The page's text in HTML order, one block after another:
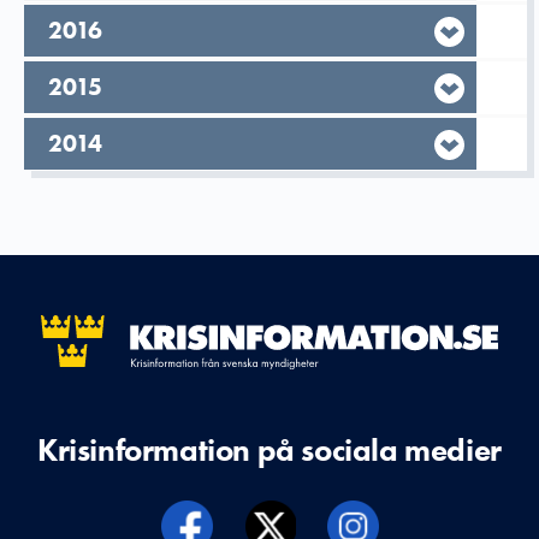
År,
2016
År,
2015
År,
2014
Krisinformation på sociala medier